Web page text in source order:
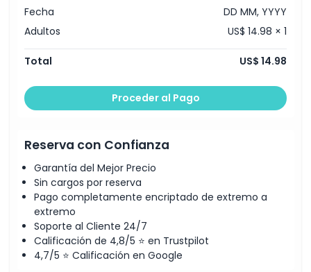
Política de Cancelación
Fecha
DD MM, YYYY
Adultos
US$ 14.98 × 1
Total US$ 14.98
Proceder al Pago
Reserva con Confianza
Garantía del Mejor Precio
Sin cargos por reserva
Pago completamente encriptado de extremo a
extremo
Soporte al Cliente 24/7
Calificación de 4,8/5 ⭐ en Trustpilot
4,7/5 ⭐ Calificación en Google